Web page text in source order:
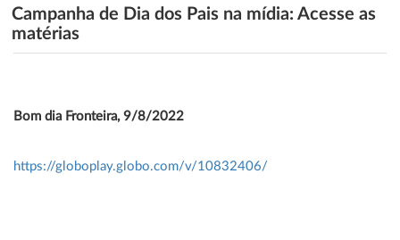
Campanha de Dia dos Pais na mídia: Acesse as
matérias
Bom dia Fronteira, 9/8/2022
https://globoplay.globo.com/v/10832406/